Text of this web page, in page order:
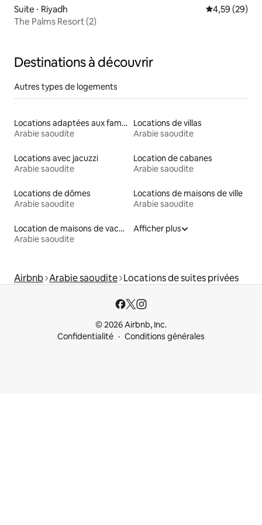
Suite ⋅ Riyadh Évaluation
4,59 (29)
The Palms Resort (2)
Destinations à découvrir
Autres types de logements
Locations adaptées aux familles
Arabie saoudite
Locations de villas
Arabie saoudite
Locations avec jacuzzi
Arabie saoudite
Location de cabanes
Arabie saoudite
Locations de dômes
Arabie saoudite
Locations de maisons de ville
Arabie saoudite
Location de maisons de vacances
Arabie saoudite
Afficher plus
Airbnb Arabie saoudite Locations de suites privées
© 2026 Airbnb, Inc.
Confidentialité
Conditions générales